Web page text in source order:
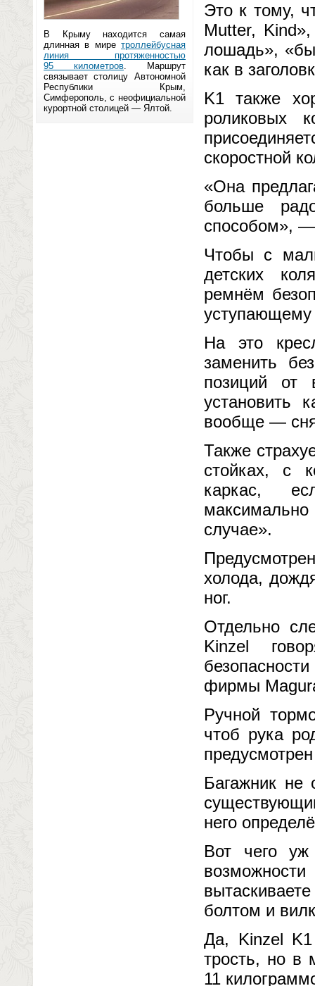
В Крыму находится самая
длинная в мире троллейбусная
линия протяженностью
95 километров. Маршрут
связывает столицу Автономной
Республики Крым,
Симферополь, с неофициальной
курортной столицей — Ялтой.
Это к тому,
Mutter,
лошадь»,
как в
K1 также
роликовых
скоростной
«Она
больше
способом»,
Чтобы с
детских
ремнём
уступающему
На это
заменить
позиций от
установить
вообще —
Также
стойках, с
каркас,
случае».
холода,
ног.
Отдельно
Kinzel
фирмы
Ручной
чтоб рука
Багажник не
него
Вот чего уж
болтом и
Да, Kinzel
трость, но в
11